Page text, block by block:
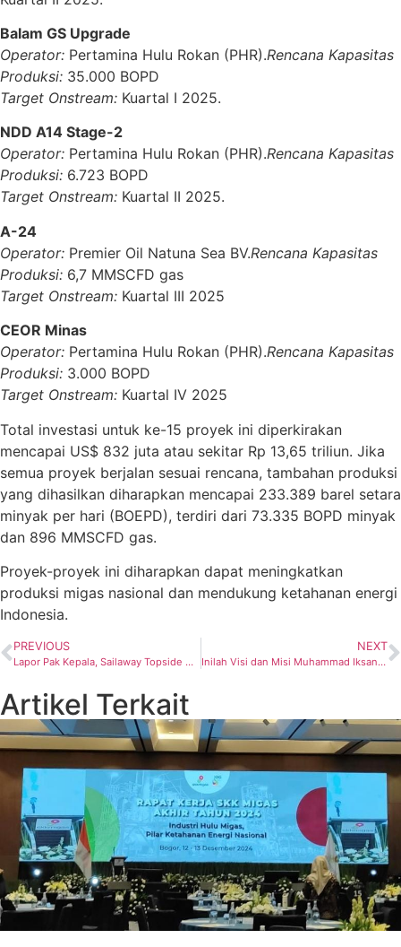
Balam GS Upgrade
Operator: Pertamina Hulu Rokan (PHR).Rencana Kapasitas
Produksi: 35.000 BOPD
Target Onstream: Kuartal I 2025.
NDD A14 Stage-2
Operator: Pertamina Hulu Rokan (PHR).Rencana Kapasitas
Produksi: 6.723 BOPD
Target Onstream: Kuartal II 2025.
A-24
Operator: Premier Oil Natuna Sea BV.Rencana Kapasitas
Produksi: 6,7 MMSCFD gas
Target Onstream: Kuartal III 2025
CEOR Minas
Operator: Pertamina Hulu Rokan (PHR).Rencana Kapasitas
Produksi: 3.000 BOPD
Target Onstream: Kuartal IV 2025
Total investasi untuk ke-15 proyek ini diperkirakan
mencapai US$ 832 juta atau sekitar Rp 13,65 triliun. Jika
semua proyek berjalan sesuai rencana, tambahan produksi
yang dihasilkan diharapkan mencapai 233.389 barel setara
minyak per hari (BOEPD), terdiri dari 73.335 BOPD minyak
dan 896 MMSCFD gas.
Proyek-proyek ini diharapkan dapat meningkatkan
produksi migas nasional dan mendukung ketahanan energi
Indonesia.
PREVIOUS
Lapor Pak Kepala, Sailaway Topside Wellhead Platform-L Sudah Dilakukan Kamis Malam
NEXT
Inilah Visi dan Misi Muhammad Iksan Kiat Kandidat Ketum IATMI 2025-2028
Artikel Terkait